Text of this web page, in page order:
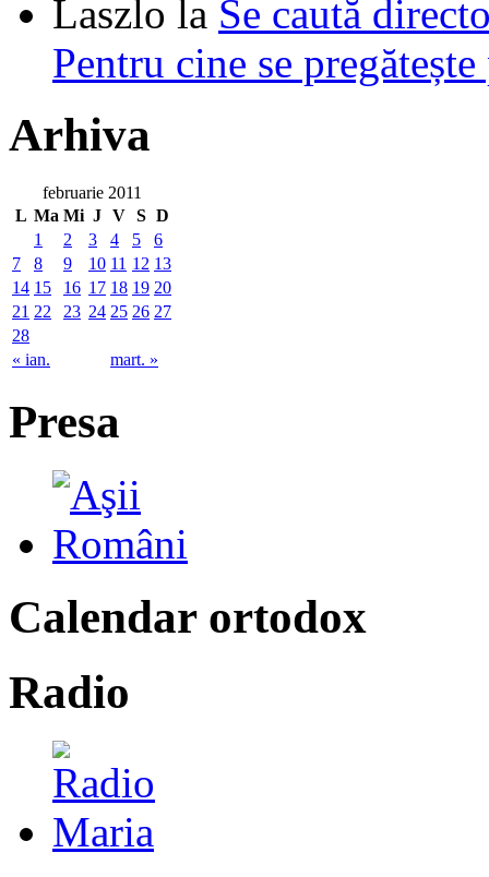
Laszlo la Se caută
Pentru cine se
Arhiva
februarie 2011
L Ma Mi J V S D
« ian. mart. »
1 2 3 4 5
6
7
8 9 10 11 12 13
14 15 16 17 18 19 20
21 22 23 24 25 26 27
28
Presa
Calendar ortodox
Radio